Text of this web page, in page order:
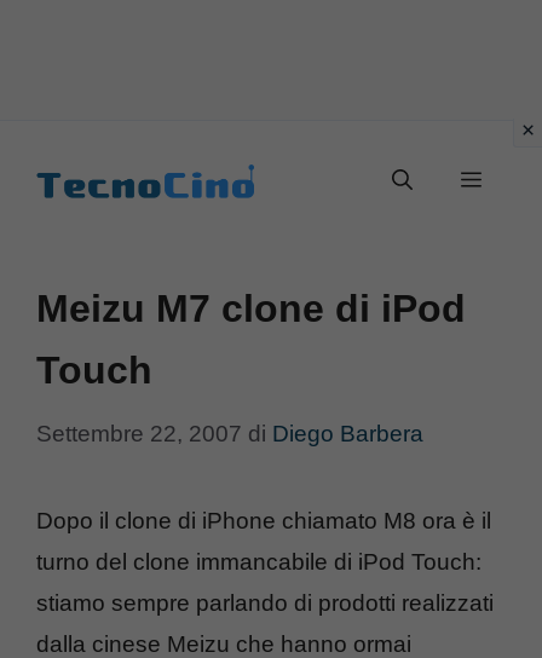
Menu
Meizu M7 clone di iPod
Touch
Settembre 22, 2007 di Diego Barbera
Dopo il clone di iPhone chiamato M8 ora è il
turno del clone immancabile di iPod Touch:
stiamo sempre parlando di prodotti realizzati
dalla cinese Meizu che hanno ormai